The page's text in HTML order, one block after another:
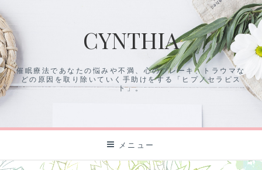
ン
テ
ン
ツ
に
ス
キ
プ
CYNTHIA
催眠療法であなたの悩みや不満、心のブレーキ、トラウマな
どの原因を取り除いていく手助けをする「ヒプノセラピス
ト」。
メニュー